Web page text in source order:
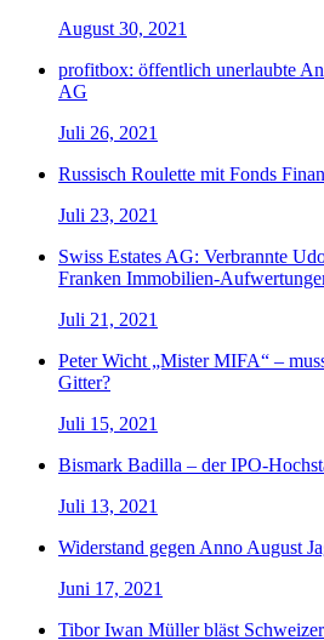
August 30, 2021
profitbox: öffentlich unerlaubte
AG
Juli 26, 2021
Russisch Roulette mit Fonds
Juli 23, 2021
Swiss Estates AG: Verbrannte
Franken Immobilien-
Juli 21, 2021
Peter Wicht „Mister MIFA“ –
Gitter?
Juli 15, 2021
Bismark Badilla – der IPO-
Juli 13, 2021
Widerstand gegen Anno August
Juni 17, 2021
Tibor Iwan Müller bläst